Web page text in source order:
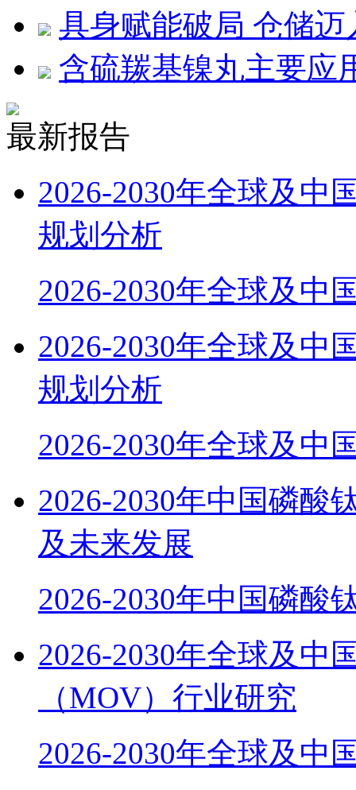
具身赋能破局 仓储
含硫羰基镍丸主要应
最新报告
2026-2030年全球及中
规划分析
2026-2030年全球及中
2026-2030年全球及中
规划分析
2026-2030年全球及中
2026-2030年中国磷酸
及未来发展
2026-2030年中国磷酸
2026-2030年全球及中
（MOV）行业研究
2026-2030年全球及中